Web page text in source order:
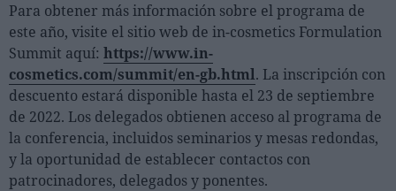
Para obtener más información sobre el programa de
este año, visite el sitio web de in-cosmetics Formulation
Summit aquí: https://www.in-
cosmetics.com/summit/en-gb.html. La inscripción con
descuento estará disponible hasta el 23 de septiembre
de 2022. Los delegados obtienen acceso al programa de
la conferencia, incluidos seminarios y mesas redondas,
y la oportunidad de establecer contactos con
patrocinadores, delegados y ponentes.